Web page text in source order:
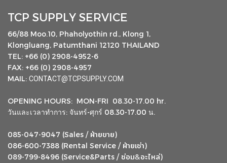
TCP SUPPLY SERVICE
66/88 Moo.10, Phaholyothin rd., Klong 1,
Klongluang, Patumthani 12120 THAILAND
TEL: +66 (0) 2908-4952-6
FAX: +66 (0) 2908-4957
MAIL: CONTACT@TCPSUPPLY.COM
OPENING HOURS: MON-FRI 08.30-17.00 hr.
วันและเวลาทำการ: จันทร์-ศุกร์ 08.30-17.00 น.
085-047-9047 (Sales / ฝ่ายขาย)
086-600-7388 (Rental Service / ฝ่ายเช่า)
089-799-8496 (Service&Parts / ซ่อม&อะไหล่)